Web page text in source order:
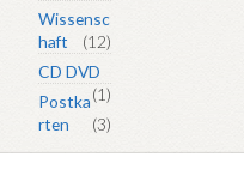
Wissensc
haft
(12)
CD DVD
(1)
Postka
rten
(3)